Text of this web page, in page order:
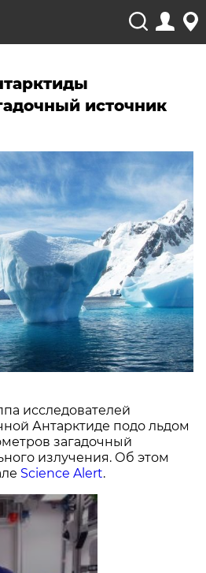
источник
исследователей
Антарктиде подо льдом
загадочный
излучения. Об этом
Science Alert.